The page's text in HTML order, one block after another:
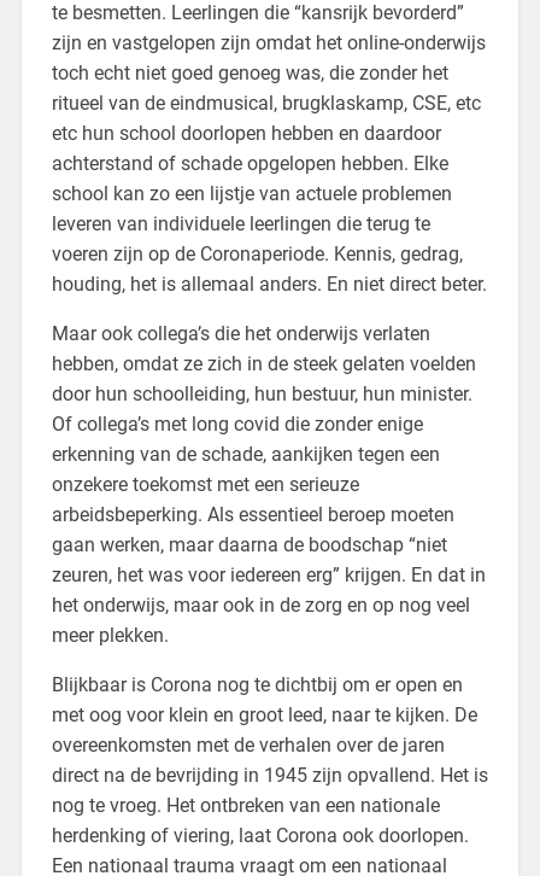
te besmetten. Leerlingen die “kansrijk bevorderd”
zijn en vastgelopen zijn omdat het online-onderwijs
toch echt niet goed genoeg was, die zonder het
ritueel van de eindmusical, brugklaskamp, CSE, etc
etc hun school doorlopen hebben en daardoor
achterstand of schade opgelopen hebben. Elke
school kan zo een lijstje van actuele problemen
leveren van individuele leerlingen die terug te
voeren zijn op de Coronaperiode. Kennis, gedrag,
houding, het is allemaal anders. En niet direct beter.
Maar ook collega’s die het onderwijs verlaten
hebben, omdat ze zich in de steek gelaten voelden
door hun schoolleiding, hun bestuur, hun minister.
Of collega’s met long covid die zonder enige
erkenning van de schade, aankijken tegen een
onzekere toekomst met een serieuze
arbeidsbeperking. Als essentieel beroep moeten
gaan werken, maar daarna de boodschap “niet
zeuren, het was voor iedereen erg” krijgen. En dat in
het onderwijs, maar ook in de zorg en op nog veel
meer plekken.
Blijkbaar is Corona nog te dichtbij om er open en
met oog voor klein en groot leed, naar te kijken. De
overeenkomsten met de verhalen over de jaren
direct na de bevrijding in 1945 zijn opvallend. Het is
nog te vroeg. Het ontbreken van een nationale
herdenking of viering, laat Corona ook doorlopen.
Een nationaal trauma vraagt om een nationaal